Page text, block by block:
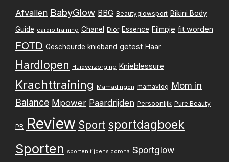
Afvallen BabyGlow BBG Beautyglowsport Bikini Body
Guide cardio training Chanel Dior Essence Filmpje fit worden
FOTD Gescheurde knieband getest Haar
Hardlopen Huidverzorging Knieblessure
Krachttraining Mamadingen mamavlog Mom in
Balance Mpower Paardrijden Persoonlijk Pure Beauty
PR Review Sport sportdagboek
Sporten sporten tijdens corona Sportglow